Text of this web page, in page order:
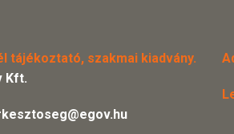
tájékoztató, szakmai kiadvány.
Kft.